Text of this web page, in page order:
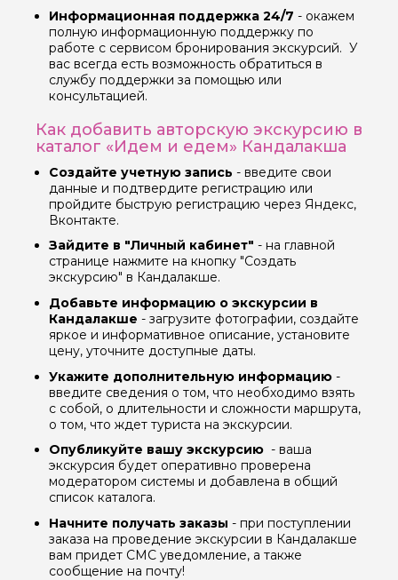
Информационная поддержка 24/7 - окажем
полную информационную поддержку по
работе с сервисом бронирования экскурсий. У
вас всегда есть возможность обратиться в
службу поддержки за помощью или
консультацией.
Как добавить авторскую экскурсию в
каталог «Идем и едем» Кандалакша
Создайте учетную запись - введите свои
данные и подтвердите регистрацию или
пройдите быструю регистрацию через Яндекс,
Вконтакте.
Зайдите в "Личный кабинет" - на главной
странице нажмите на кнопку "Создать
экскурсию" в Кандалакше.
Добавьте информацию о экскурсии в
Кандалакше - загрузите фотографии, создайте
яркое и информативное описание, установите
цену, уточните доступные даты.
Укажите дополнительную информацию -
введите сведения о том, что необходимо взять
с собой, о длительности и сложности маршрута,
о том, что ждет туриста на экскурсии.
Опубликуйте вашу экскурсию - ваша
экскурсия будет оперативно проверена
модератором системы и добавлена в общий
список каталога.
Начните получать заказы - при поступлении
заказа на проведение экскурсии в Кандалакше
вам придет СМС уведомление, а также
сообщение на почту!
Задайте свой вопрос гиду
Как вас зовут
Ваша электронная почта
Ваш номер телефона
Вопросы и комментарии
Если у вас есть интересующие вопросы, можете их
задать
Я даю своё согласие на обработку персональных
данных